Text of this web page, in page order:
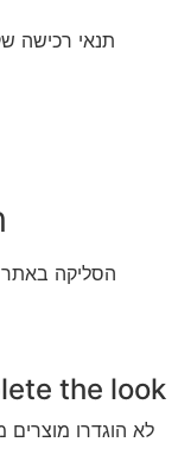
תנאי רכישה
הסליקה
the look
לא הוגדרו מוצרים